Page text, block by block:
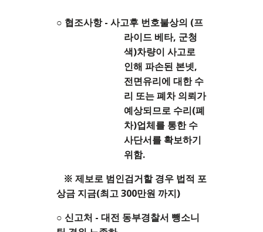
○ 협조사항 - 사고후 번호불상의 (프
라이드 베타, 군청
색)차량이 사고로
인해 파손된 본넷,
전면유리에 대한 수
리 또는 폐차 의뢰가
예상되므로 수리(폐
차)업체를 통한 수
사단서를 확보하기
위함.
※ 제보로 범인검거할 경우 법적 포
상금 지금(최고 300만원 까지)
○ 신고처 - 대전 동부경찰서 뺑소니